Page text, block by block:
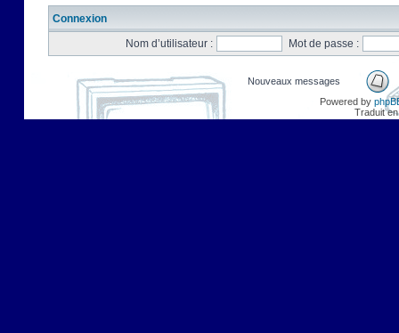
Connexion
Nom d’utilisateur :
Mot de passe :
Nouveaux messages
Powered by
Traduit